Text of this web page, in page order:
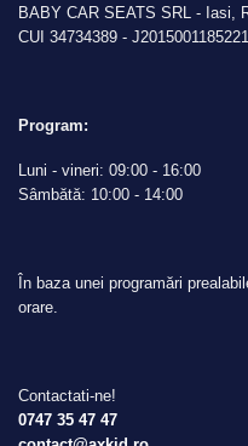
BABY CAR SEATS SRL - Iasi,
CUI 34734389 - J2015001185221
Program:
Luni - vineri: 09:00 - 16:00
Sâmbătă: 10:00 - 14:00
În baza unei programări
orare.
Contactati-ne!
0747 35 47 47